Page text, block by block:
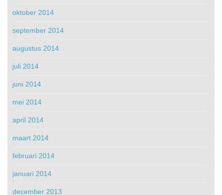
oktober 2014
september 2014
augustus 2014
juli 2014
juni 2014
mei 2014
april 2014
maart 2014
februari 2014
januari 2014
december 2013